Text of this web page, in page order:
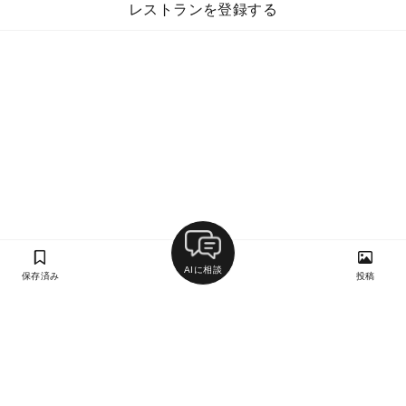
レストランを登録する
保存済み
AIに相談
投稿